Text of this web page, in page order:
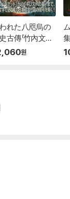
れた八咫烏の
古傳「竹內文書」
원